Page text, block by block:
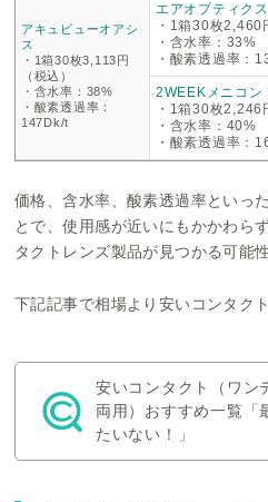
アキュビューオアシ
ス
・1箱30枚3,113円
（税込）
・含水率：38%
・酸素透過率：
147Dk/t
エアオプティク
・1箱30枚2,460
・含水率：33%
・酸素透過率：
2WEEKメニコン
・1箱30枚2,246
・含水率：40%
・酸素透過率：
価格、含水率、酸素透過率といっ
とで、使用感が近いにもかかわら
タクトレンズ製品が見つかる可能
下記記事で相場より安いコンタク
安いコンタクト（ワン
両用）おすすめ一覧「
たいない！」